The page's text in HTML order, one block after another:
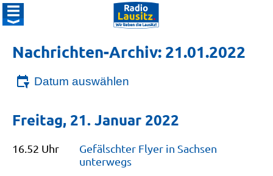
Nachrichten-Archiv: 21.01.2022
Datum auswählen
Freitag, 21. Januar 2022
16.52 Uhr
Gefälschter Flyer in Sachsen
unterwegs